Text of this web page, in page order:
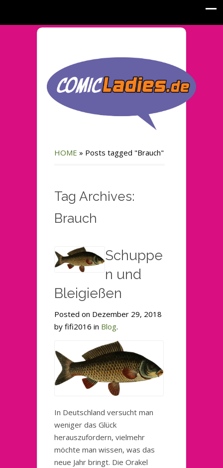
HOME » Posts tagged "Brauch"
Tag Archives:
Brauch
Schuppe
n und
Bleigießen
Posted on Dezember 29, 2018
by fifi2016 in Blog.
In Deutschland versucht man
weniger das Glück
herauszufordern, vielmehr
möchte man wissen, was das
neue Jahr bringt. Die Orakel